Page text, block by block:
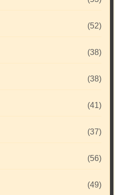
(52)
(38)
(38)
(41)
(37)
(56)
(49)